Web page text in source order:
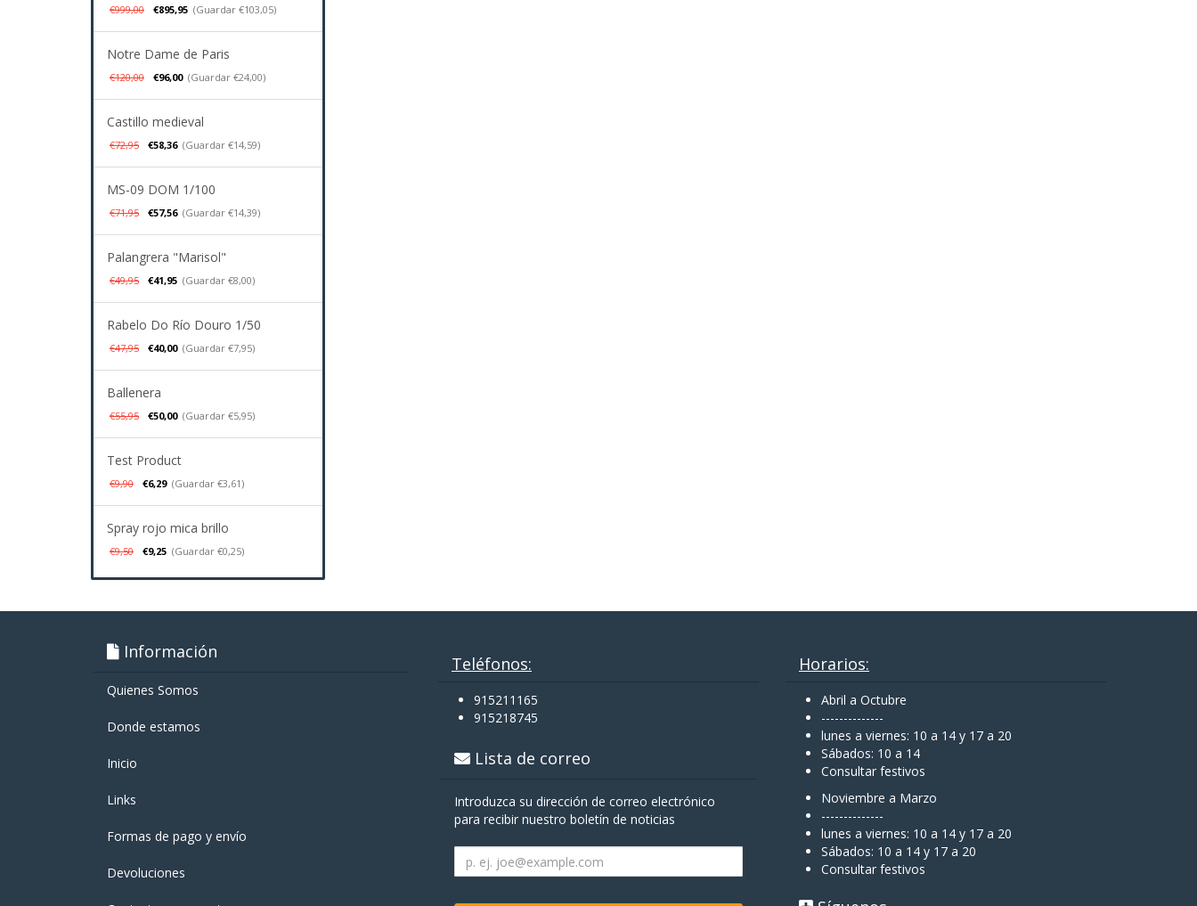
€999,00 €895,95 (Guardar €103,05)
Notre Dame de Paris
€120,00 €96,00 (Guardar €24,00)
Castillo medieval
€72,95 €58,36 (Guardar €14,59)
MS-09 DOM 1/100
€71,95 €57,56 (Guardar €14,39)
Palangrera "Marisol"
€49,95 €41,95 (Guardar €8,00)
Rabelo Do Río Douro 1/50
€47,95 €40,00 (Guardar €7,95)
Ballenera
€55,95 €50,00 (Guardar €5,95)
Test Product
€9,90 €6,29 (Guardar €3,61)
Spray rojo mica brillo
€9,50 €9,25 (Guardar €0,25)
Información
Quienes Somos
Donde estamos
Inicio
Links
Formas de pago y enví­o
Devoluciones
Teléfonos:
915211165
915218745
Lista de correo
Introduzca su dirección de correo electrónico
para recibir nuestro boletín de noticias
Horarios:
Abril a Octubre
--------------
lunes a viernes: 10 a 14 y 17 a 20
Sábados: 10 a 14
Consultar festivos
Noviembre a Marzo
--------------
lunes a viernes: 10 a 14 y 17 a 20
Sábados: 10 a 14 y 17 a 20
Consultar festivos